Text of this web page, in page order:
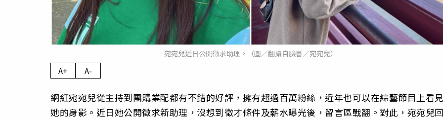
宛宛兒近日公開徵求助理。（圖／翻攝自臉書／宛宛兒）
A+ A-
網紅宛宛兒從主持到團購業配都有不錯的好評，擁有超過百萬粉絲，近年也可以在綜藝節目上看
她的身影。近日她公開徵求新助理，沒想到徵才條件及薪水曝光後，留言區戰翻。對此，宛宛兒